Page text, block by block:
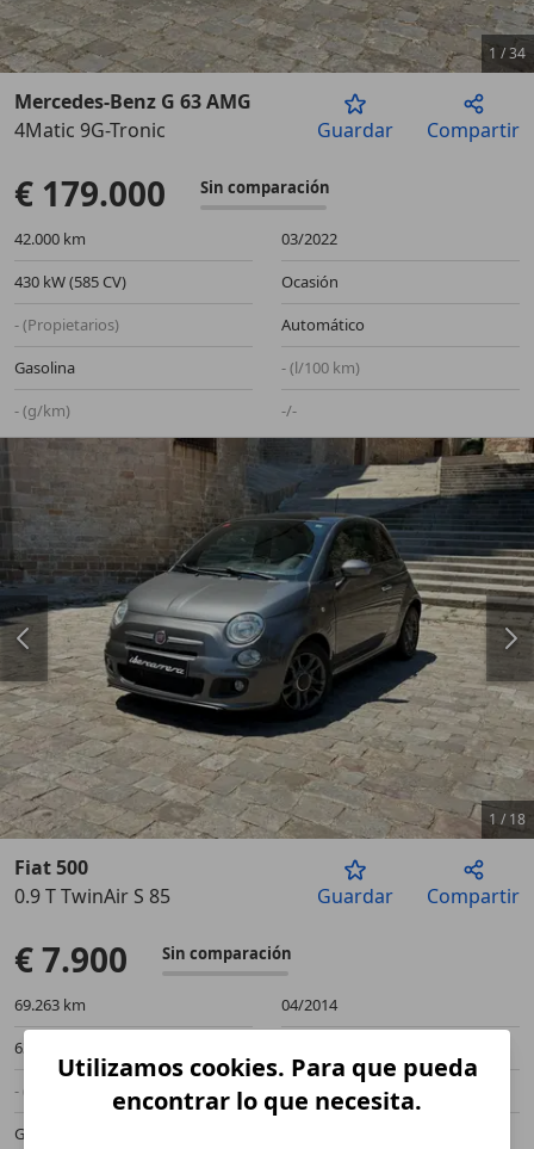
Anterior
1 /34
Mercedes-Benz G 63 AMG
4Matic 9G-Tronic
Guardar Compartir
€ 179.000 Sin comparación
42.000 km
03/2022
430 kW (585 CV)
Ocasión
- (Propietarios)
Automático
Gasolina
- (l/100 km)
- (g/km)
-/-
Anterior
1 / 18
Fiat 500
0.9 T TwinAir S 85
Guardar Compartir
€ 7.900 Sin comparación
69.263 km
04/2014
63 kW (86 CV)
- (Propietarios)
Gasolina
Utilizamos cookies. Para que pueda
encontrar lo que necesita.